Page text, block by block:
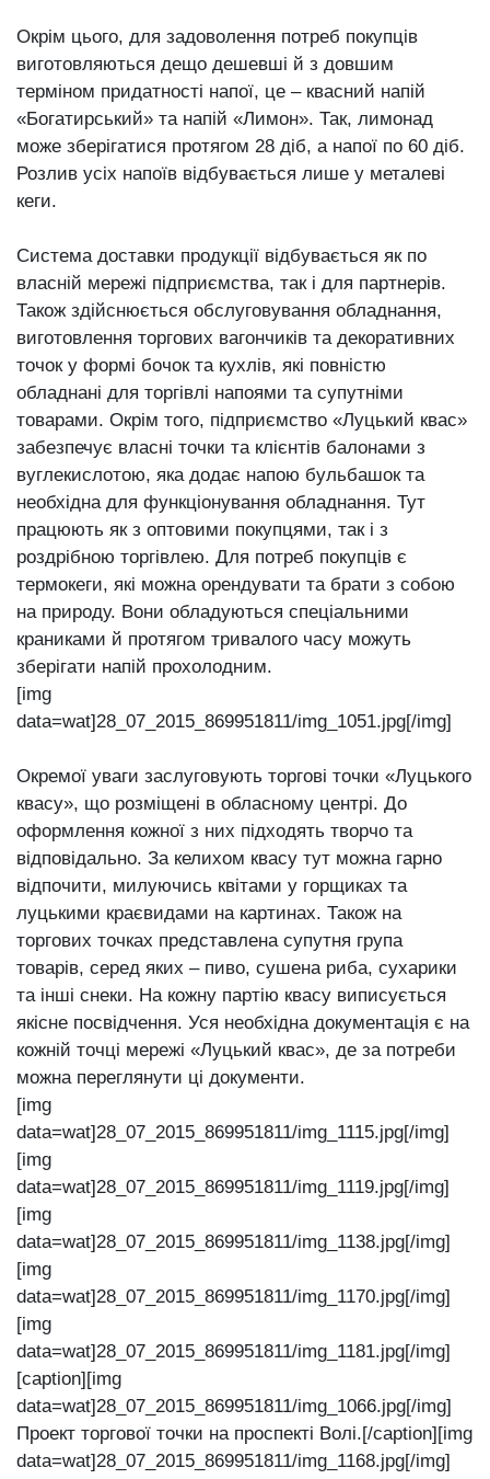
Окрім цього, для задоволення потреб покупців
виготовляються дещо дешевші й з довшим
терміном придатності напої, це ‒ квасний напій
«Богатирський» та напій «Лимон». Так, лимонад
може зберігатися протягом 28 діб, а напої по 60 діб.
Розлив усіх напоїв відбувається лише у металеві
кеги.
Система доставки продукції відбувається як по
власній мережі підприємства, так і для партнерів.
Також здійснюється обслуговування обладнання,
виготовлення торгових вагончиків та декоративних
точок у формі бочок та кухлів, які повністю
обладнані для торгівлі напоями та супутніми
товарами. Окрім того, підприємство «Луцький квас»
забезпечує власні точки та клієнтів балонами з
вуглекислотою, яка додає напою бульбашок та
необхідна для функціонування обладнання. Тут
працюють як з оптовими покупцями, так і з
роздрібною торгівлею. Для потреб покупців є
термокеги, які можна орендувати та брати з собою
на природу. Вони обладуються спеціальними
краниками й протягом тривалого часу можуть
зберігати напій прохолодним.
[img
data=wat]28_07_2015_869951811/img_1051.jpg[/img]
Окремої уваги заслуговують торгові точки «Луцького
квасу», що розміщені в обласному центрі. До
оформлення кожної з них підходять творчо та
відповідально. За келихом квасу тут можна гарно
відпочити, милуючись квітами у горщиках та
луцькими краєвидами на картинах. Також на
торгових точках представлена супутня група
товарів, серед яких ‒ пиво, сушена риба, сухарики
та інші снеки. На кожну партію квасу виписується
якісне посвідчення. Уся необхідна документація є на
кожній точці мережі «Луцький квас», де за потреби
можна переглянути ці документи.
[img
data=wat]28_07_2015_869951811/img_1115.jpg[/img]
[img
data=wat]28_07_2015_869951811/img_1119.jpg[/img]
[img
data=wat]28_07_2015_869951811/img_1138.jpg[/img]
[img
data=wat]28_07_2015_869951811/img_1170.jpg[/img]
[img
data=wat]28_07_2015_869951811/img_1181.jpg[/img]
[caption][img
data=wat]28_07_2015_869951811/img_1066.jpg[/img]
Проект торгової точки на проспекті Волі.[/caption][img
data=wat]28_07_2015_869951811/img_1168.jpg[/img]